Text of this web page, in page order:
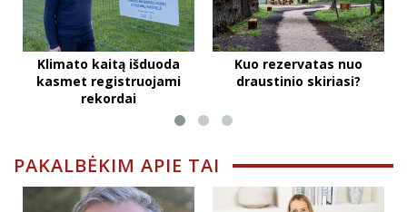
Klimato kaitą išduoda
kasmet registruojami
rekordai
Kuo rezervatas nuo
draustinio skiriasi?
PAKALBĖKIM APIE TAI